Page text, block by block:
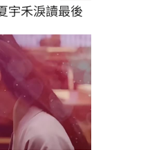
宇禾淚讀最後